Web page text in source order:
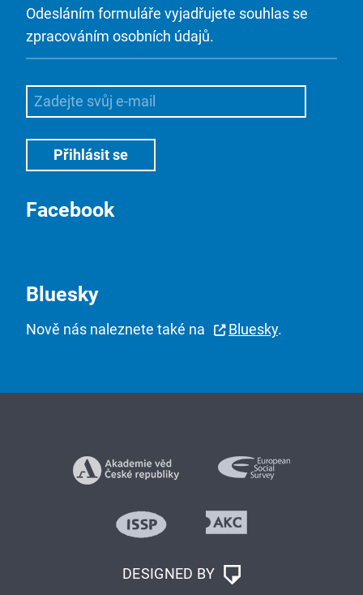
Odesláním formuláře vyjadřujete souhlas se
zpracováním osobních údajů.
Facebook
Bluesky
Nově nás naleznete také na Bluesky.
DESIGNED BY